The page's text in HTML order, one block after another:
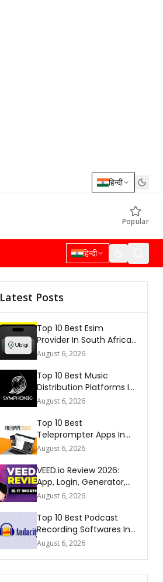
हिन्दी
Popular
हिन्दी
Latest Posts
Top 10 Best Esim
Provider In South Africa
2026
August 6, 2026
Top 10 Best Music
Distribution Platforms In
The World 2026
August 6, 2026
Top 10 Best
Teleprompter Apps In
2026
August 6, 2026
VEED.io Review 2026:
App, Login, Generator,
Download, AI & FAQs
August 6, 2026
Top 10 Best Podcast
Recording Softwares In
2026
August 6, 2026